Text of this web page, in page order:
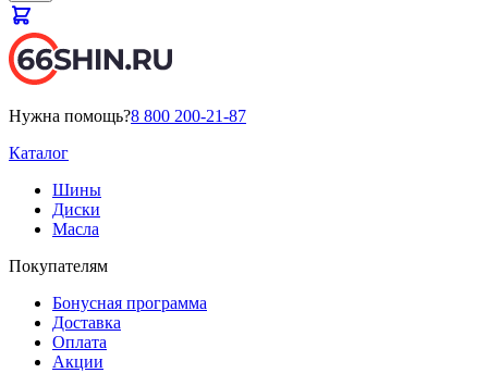
Нужна помощь?8 800 200-21-87
Каталог
Шины
Диски
Масла
Покупателям
Бонусная программа
Доставка
Оплата
Акции